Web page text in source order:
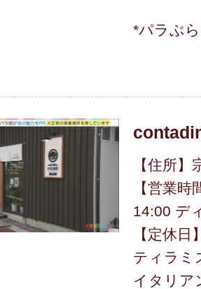
*パラぶ
【住所
【営業
14:00 デ
【定休日
ティラミ
イタリア